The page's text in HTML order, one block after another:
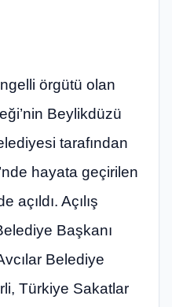
örgütü olan
Beylikdüzü
tarafından
hayata geçirilen
açıldı. Açılış
Başkanı
Belediye
Türkiye Sakatlar